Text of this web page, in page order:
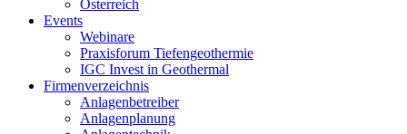
Österreich
Events
Webinare
Praxisforum Tiefengeothermie
IGC Invest in Geothermal
Firmenverzeichnis
Anlagenbetreiber
Anlagenplanung